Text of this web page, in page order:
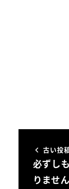
古い投
必ずし
りません